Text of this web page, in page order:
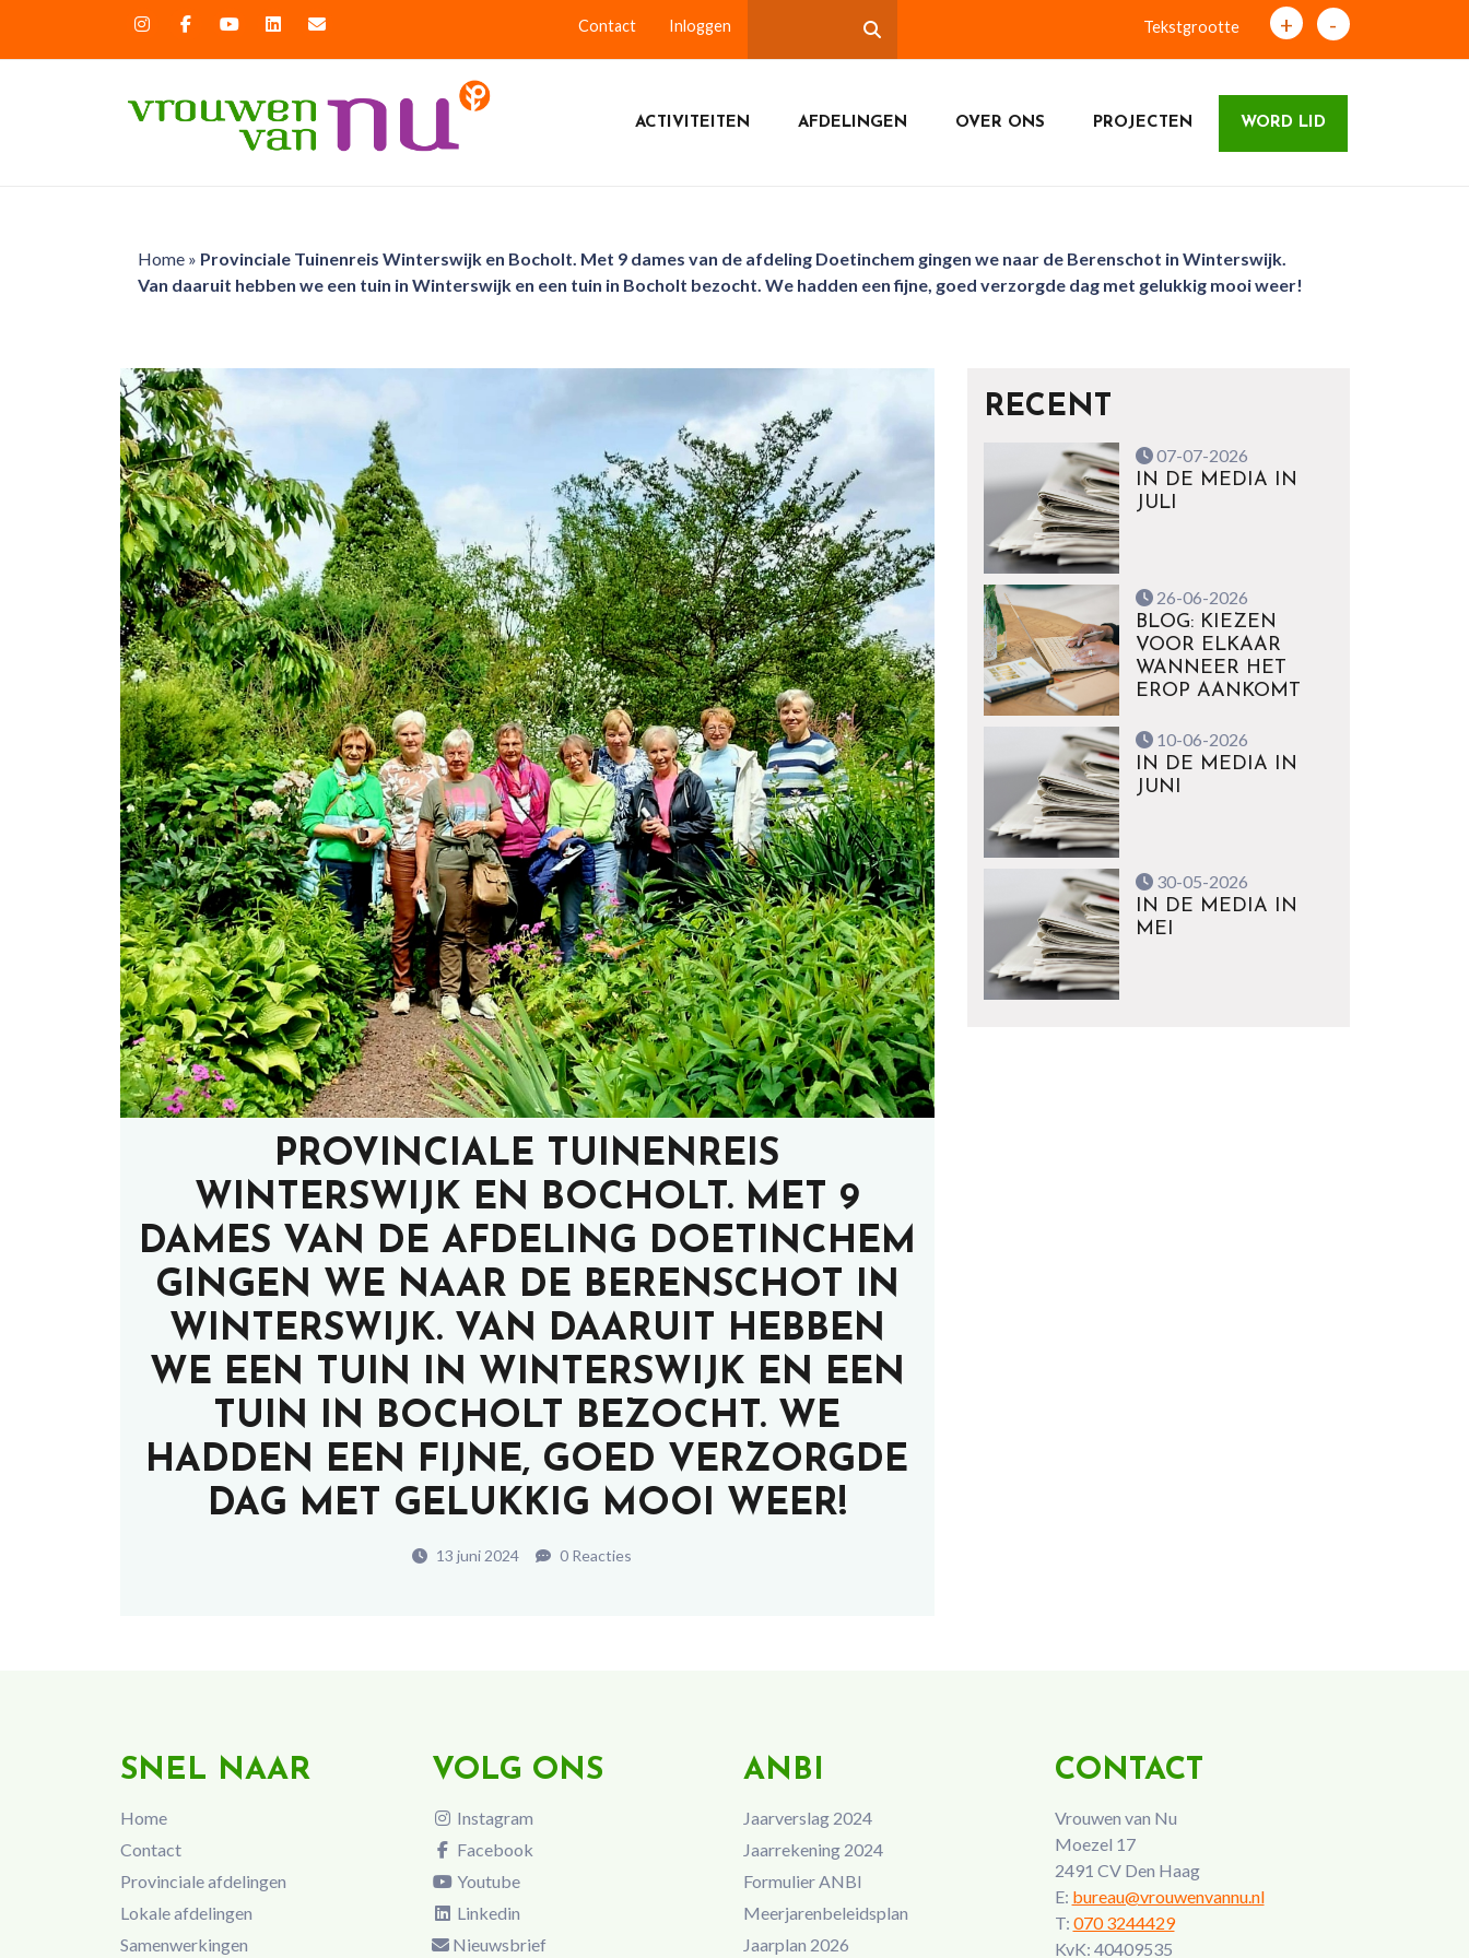
Contact Inloggen Tekstgrootte + -
ACTIVITEITEN AFDELINGEN OVER ONS PROJECTEN WORD LID
Home» Provinciale Tuinenreis Winterswijk en Bocholt. Met 9 dames van de afdeling Doetinchem gingen we naar de Berenschot in Winterswijk.
Van daaruit hebben we een tuin in Winterswijk en een tuin in Bocholt bezocht. We hadden een fijne, goed verzorgde dag met gelukkig mooi weer!
PROVINCIALE TUINENREIS
WINTERSWIJK EN BOCHOLT. MET 9
DAMES VAN DE AFDELING DOETINCHEM
GINGEN WE NAAR DE BERENSCHOT IN
WINTERSWIJK. VAN DAARUIT HEBBEN
WE EEN TUIN IN WINTERSWIJK EN EEN
TUIN IN BOCHOLT BEZOCHT. WE
HADDEN EEN FIJNE, GOED VERZORGDE
DAG MET GELUKKIG MOOI WEER!
13 juni 2024 0 Reacties
RECENT
07-07-2026
IN DE MEDIA IN
JULI
26-06-2026
BLOG: KIEZEN
VOOR ELKAAR
WANNEER HET
EROP AANKOMT
10-06-2026
IN DE MEDIA IN
JUNI
30-05-2026
IN DE MEDIA IN
MEI
SNEL NAAR
Home
Contact
Provinciale afdelingen
Lokale afdelingen
Samenwerkingen
VOLG ONS
Instagram
Facebook
Youtube
Linkedin
Nieuwsbrief
ANBI
Jaarverslag 2024
Jaarrekening 2024
Formulier ANBI
Meerjarenbeleidsplan
Jaarplan 2026
CONTACT
Vrouwen van Nu
Moezel 17
2491 CV Den Haag
E: bureau@vrouwenvannu.nl
T: 070 3244429
KvK: 40409535